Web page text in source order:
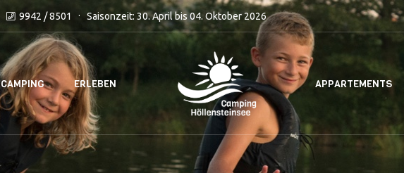
9942 / 8501 Saisonzeit: 30. April bis 04. Oktober 2026
CAMPING ERLEBEN APPARTEMENTS